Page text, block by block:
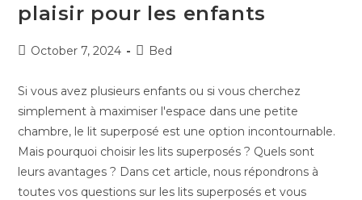
plaisir pour les enfants
October 7, 2024 Bed
Si vous avez plusieurs enfants ou si vous cherchez
simplement à maximiser l'espace dans une petite
chambre, le lit superposé est une option incontournable.
Mais pourquoi choisir les lits superposés ? Quels sont
leurs avantages ? Dans cet article, nous répondrons à
toutes vos questions sur les lits superposés et vous